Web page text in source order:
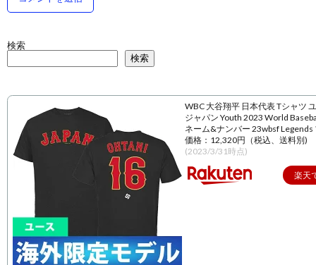
検索
検索
WBC 大谷翔平 日本代表 Tシャツ
ジャパン Youth 2023 World
ネーム&ナンバー 23wbsf Legends
価格：12,320円（税込、送料別)
(2023/3/31時点)
楽天